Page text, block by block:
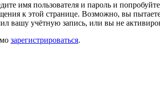
имя пользователя и пароль и
к этой странице. Возможно, вы
вашу учётную запись, или вы не
зарегистрироваться.